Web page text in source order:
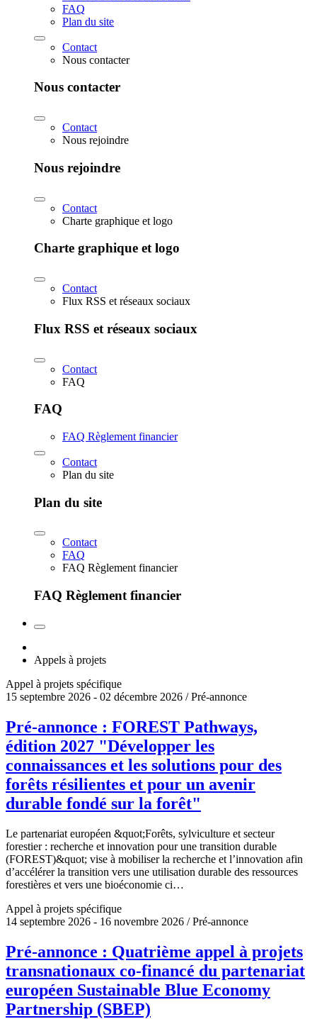
FAQ
Plan du site
Contact
Nous contacter
Nous contacter
Contact
Nous rejoindre
Nous rejoindre
Contact
Charte graphique et logo
Charte graphique et logo
Contact
Flux RSS et réseaux sociaux
Flux RSS et réseaux sociaux
Contact
FAQ
FAQ
FAQ Règlement financier
Contact
Plan du site
Plan du site
Contact
FAQ
FAQ Règlement financier
FAQ Règlement financier
Appels à projets
Appel à projets spécifique
15 septembre 2026 - 02 décembre 2026 / Pré-annonce
Pré-annonce : FOREST Pathways,
édition 2027 "Développer les
connaissances et les solutions pour des
forêts résilientes et pour un avenir
durable fondé sur la forêt"
Le partenariat européen &quot;Forêts, sylviculture et secteur
forestier : recherche et innovation pour une transition durable
(FOREST)&quot; vise à mobiliser la recherche et l’innovation afin
d’accélérer la transition vers une utilisation durable des ressources
forestières et vers une bioéconomie ci…
Appel à projets spécifique
14 septembre 2026 - 16 novembre 2026 / Pré-annonce
Pré-annonce : Quatrième appel à projets
transnationaux co-financé du partenariat
européen Sustainable Blue Economy
Partnership (SBEP)